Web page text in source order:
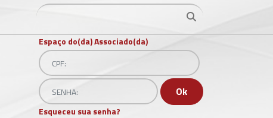
Ir para o resultado
Espaço do(da) Associado(da)
CPF:
Senha
Ok
Esqueceu sua senha?